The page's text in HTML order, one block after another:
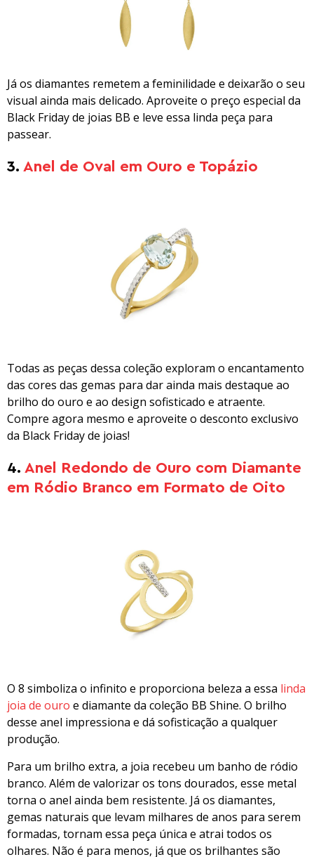
Já os diamantes remetem a feminilidade e deixarão o seu
visual ainda mais delicado. Aproveite o preço especial da
Black Friday de joias BB e leve essa linda peça para
passear.
3. Anel de Oval em Ouro e Topázio
Todas as peças dessa coleção exploram o encantamento
das cores das gemas para dar ainda mais destaque ao
brilho do ouro e ao design sofisticado e atraente.
Compre agora mesmo e aproveite o desconto exclusivo
da Black Friday de joias!
4. Anel Redondo de Ouro com Diamante
em Ródio Branco em Formato de Oito
O 8 simboliza o infinito e proporciona beleza a essa linda
joia de ouro e diamante da coleção BB Shine. O brilho
desse anel impressiona e dá sofisticação a qualquer
produção.
Para um brilho extra, a joia recebeu um banho de ródio
branco. Além de valorizar os tons dourados, esse metal
torna o anel ainda bem resistente. Já os diamantes,
gemas naturais que levam milhares de anos para serem
formadas, tornam essa peça única e atrai todos os
olhares. Não é para menos, já que os brilhantes são